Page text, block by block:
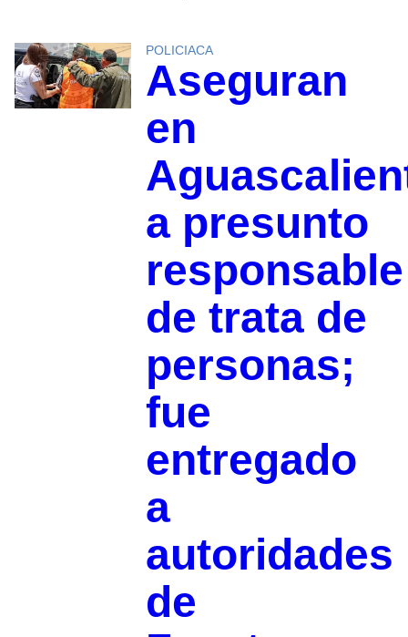
POLICIACA
Aseguran
en
a presunto
responsable
de trata de
personas;
fue
entregado
a
autoridades
de